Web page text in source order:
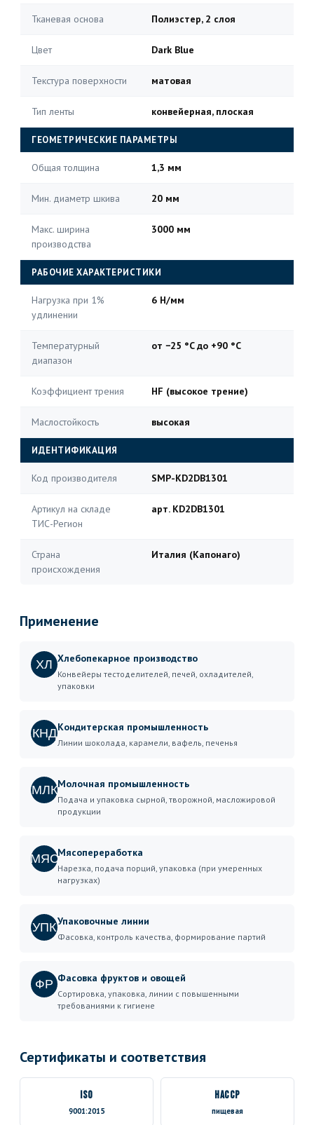
Тканевая основа Полиэстер, 2 слоя
Цвет Dark Blue
Текстура поверхности матовая
Тип ленты конвейерная, плоская
ГЕОМЕТРИЧЕСКИЕ ПАРАМЕТРЫ
Общая толщина 1,3 мм
Мин. диаметр шкива 20 мм
Макс. ширина
производства
3000 мм
РАБОЧИЕ ХАРАКТЕРИСТИКИ
Нагрузка при 1%
удлинении
6 Н/мм
Температурный
диапазон
от −25 °C до +90 °C
Коэффициент трения HF (высокое трение)
Маслостойкость высокая
ИДЕНТИФИКАЦИЯ
Код производителя SMP-KD2DB1301
Артикул на складе
ТИС-Регион
арт. KD2DB1301
Страна
происхождения
Италия (Капонаго)
Применение
ХЛ Хлебопекарное производство
Конвейеры тестоделителей, печей, охладителей,
упаковки
КНДКондитерская промышленность
Линии шоколада, карамели, вафель, печенья
МЛКМолочная промышленность
Подача и упаковка сырной, творожной, масложировой
продукции
МЯСМясопереработка
Нарезка, подача порций, упаковка (при умеренных
нагрузках)
УПКУпаковочные линии
Фасовка, контроль качества, формирование партий
ФР Фасовка фруктов и овощей
Сортировка, упаковка, линии с повышенными
требованиями к гигиене
Сертификаты и соответствия
ISO
9001:2015
HACCP
пищевая